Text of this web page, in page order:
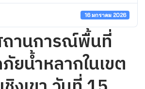
16 มกราคม 2026
ถานการณ์พื้นที่
ยน้ำหลากในเขต